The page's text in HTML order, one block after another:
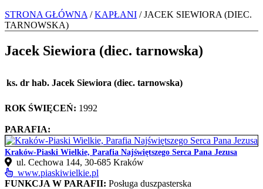
STRONA GŁÓWNA /KAPŁANI / JACEK SIEWIORA (DIEC.
TARNOWSKA)
Jacek Siewiora (diec. tarnowska)
ks. dr hab. Jacek Siewiora (diec. tarnowska)
ROK ŚWIĘCEŃ: 1992
PARAFIA:
Kraków-Piaski Wielkie, Parafia Najświętszego Serca Pana Jezusa
ul. Cechowa 144, 30‑685 Kraków
www.piaskiwielkie.pl
FUNKCJA W PARAFII: Posługa duszpasterska